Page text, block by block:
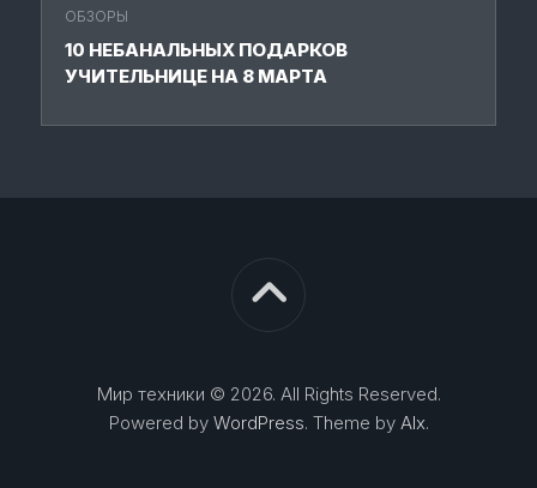
ОБЗОРЫ
10 НЕБАНАЛЬНЫХ ПОДАРКОВ
УЧИТЕЛЬНИЦЕ НА 8 МАРТА
Мир техники © 2026. All Rights Reserved.
Powered by WordPress. Theme by Alx.